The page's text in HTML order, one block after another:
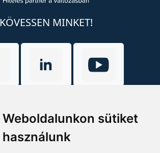
Weboldalunkon sütiket
használunk
KÖVESSEN MINKET!
ELÉRHETŐSÉGEK